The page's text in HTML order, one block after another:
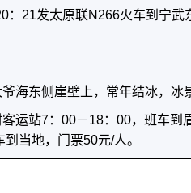
：21发太原联N266火车到宁
海东侧崖壁上，常年结冰，冰
客运站7：00－18：00，班车
当地，门票50元/人。